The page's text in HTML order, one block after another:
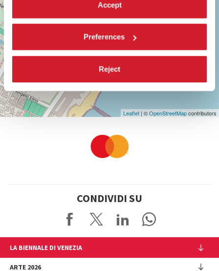
Accept
Preferences
Reject
Leaflet | ©OpenStreetMapcontributors
CONDIVIDI SU
LA BIENNALE DI VENEZIA
L'Istituzione
ARTE 2026